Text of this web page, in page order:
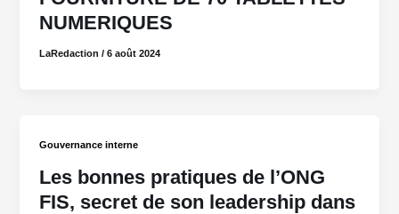
NUMERIQUES
LaRedaction/6 août 2024
Gouvernance interne
Les bonnes pratiques de l’ONG
FIS, secret de son leadership dans